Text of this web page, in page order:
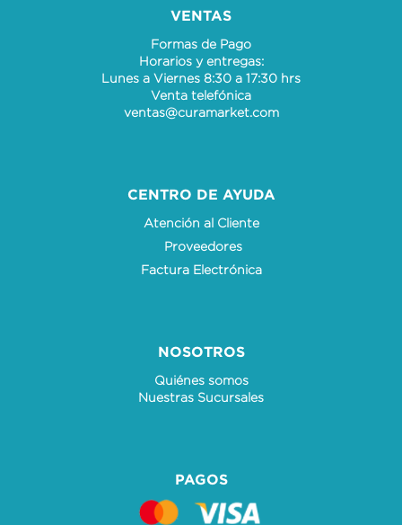
VENTAS
Formas de Pago
Horarios y entregas:
Lunes a Viernes 8:30 a 17:30 hrs
Venta telefónica
ventas@curamarket.com
CENTRO DE AYUDA
Atención al Cliente
Proveedores
Factura Electrónica
NOSOTROS
Quiénes somos
Nuestras Sucursales
PAGOS